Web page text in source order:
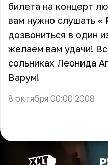
билета на концерт
вам нужно слушать «
дозвониться в один
желаем вам удачи!
сольниках Леонида
Варум!
8 октября 00:00 2008